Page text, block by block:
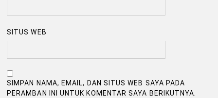
SITUS WEB
SIMPAN NAMA, EMAIL, DAN SITUS WEB SAYA PADA
PERAMBAN INI UNTUK KOMENTAR SAYA BERIKUTNYA.